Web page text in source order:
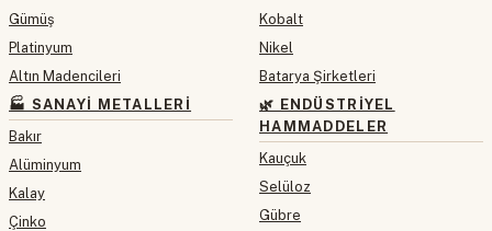
Gümüş
Platinyum
Altın Madencileri
🏭 SANAYI METALLERI
Bakır
Alüminyum
Kalay
Çinko
Kobalt
Nikel
Batarya Şirketleri
🌿 ENDÜSTRIYEL
HAMMADDELER
Kauçuk
Selüloz
Gübre